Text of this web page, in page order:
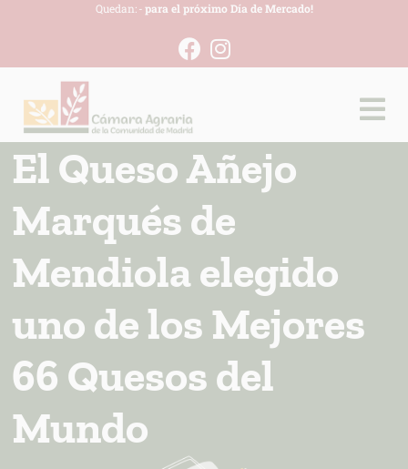
Quedan: -para el próximo Día de Mercado!
El Queso Añejo
Marqués de
Mendiola elegido
uno de los Mejores
66 Quesos del
Mundo